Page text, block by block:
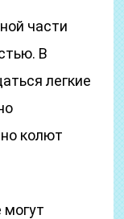
части
В
легкие
колют